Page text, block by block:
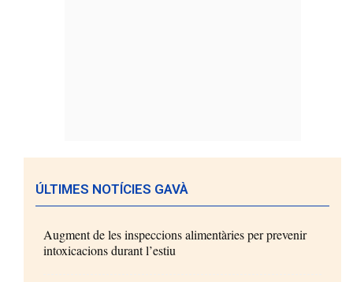
ÚLTIMES NOTÍCIES GAVÀ
Augment de les inspeccions alimentàries per prevenir
intoxicacions durant l’estiu